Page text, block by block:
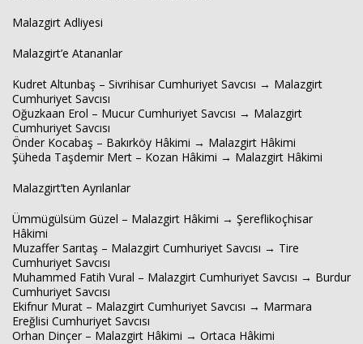
Malazgirt Adliyesi
Malazgirt’e Atananlar
Kudret Altunbaş – Sivrihisar Cumhuriyet Savcısı → Malazgirt
Cumhuriyet Savcısı
Oğuzkaan Erol – Mucur Cumhuriyet Savcısı → Malazgirt
Cumhuriyet Savcısı
Önder Kocabaş – Bakırköy Hâkimi → Malazgirt Hâkimi
Şüheda Taşdemir Mert – Kozan Hâkimi → Malazgirt Hâkimi
Malazgirt’ten Ayrılanlar
Ümmügülsüm Güzel – Malazgirt Hâkimi → Şereflikoçhisar
Hâkimi
Muzaffer Sarıtaş – Malazgirt Cumhuriyet Savcısı → Tire
Cumhuriyet Savcısı
Muhammed Fatih Vural – Malazgirt Cumhuriyet Savcısı → Burdur
Cumhuriyet Savcısı
Ekifnur Murat – Malazgirt Cumhuriyet Savcısı → Marmara
Ereğlisi Cumhuriyet Savcısı
Orhan Dinçer – Malazgirt Hâkimi → Ortaca Hâkimi